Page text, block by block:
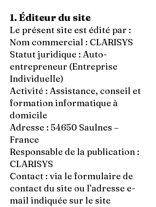
1. Éditeur du site
Le présent site est édité par :
Nom commercial : CLARISYS
Statut juridique : Auto-
entrepreneur (Entreprise
Individuelle)
Activité : Assistance, conseil et
formation informatique à
domicile
Adresse : 54650 Saulnes –
France
Responsable de la publication :
CLARISYS
Contact : via le formulaire de
contact du site ou l’adresse e-
mail indiquée sur le site